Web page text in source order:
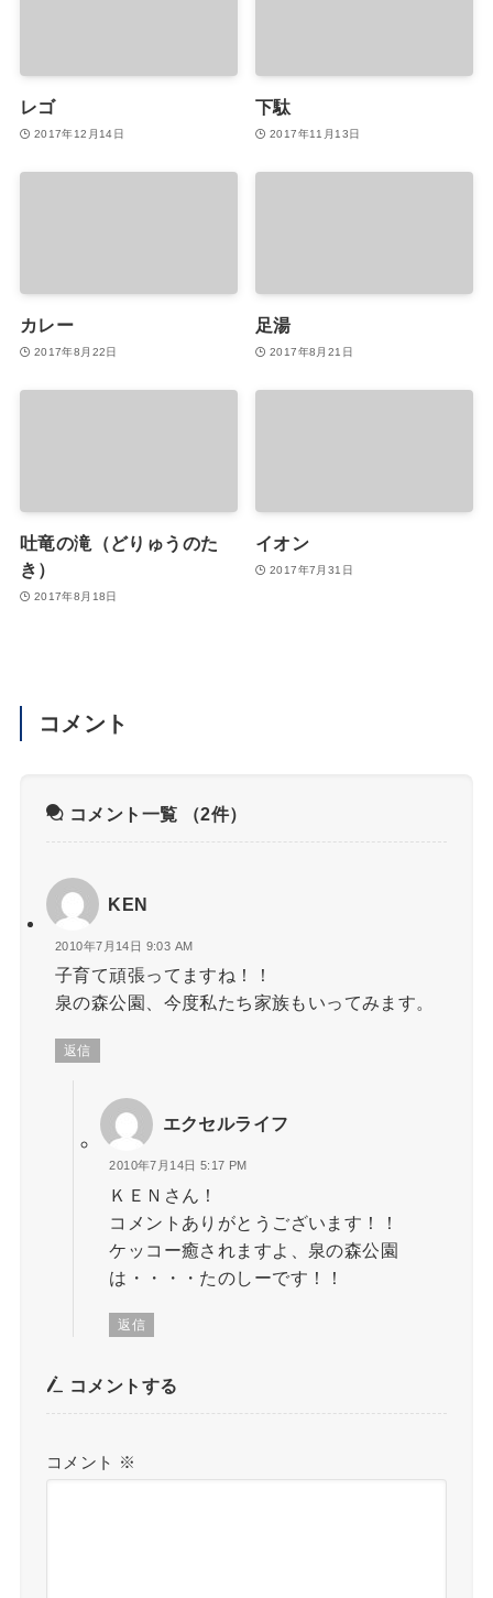
レゴ
2017年12月14日
下駄
2017年11月13日
カレー
2017年8月22日
足湯
2017年8月21日
吐竜の滝（どりゅうのた
き）
2017年8月18日
イオン
2017年7月31日
コメント
コメント一覧 （2件）
KEN
2010年7月14日 9:03 AM
子育て頑張ってますね！！
泉の森公園、今度私たち家族もいってみます。
返信
エクセルライフ
2010年7月14日 5:17 PM
ＫＥＮさん！
コメントありがとうございます！！
ケッコー癒されますよ、泉の森公園
は・・・・たのしーです！！
返信
コメントする
コメント ※